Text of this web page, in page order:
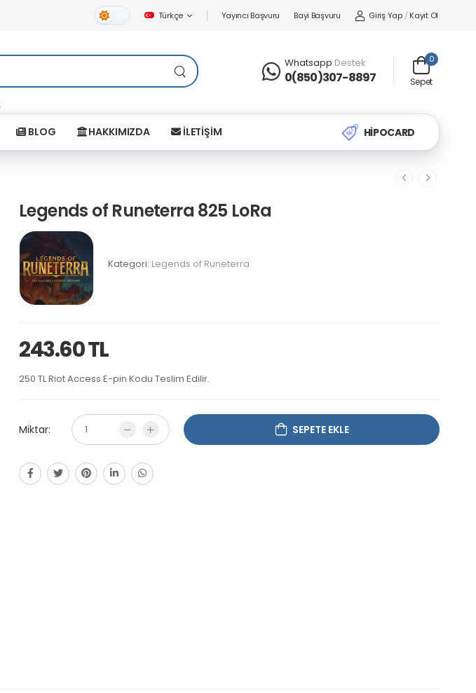
Gündüz Tema Türkçe Yayıncı Başvuru Bayi Başvuru Giriş Yap / Kayıt Ol
Whatsapp Destek
0(850)307-8897
0
Sepet
BLOG HAKKIMIZDA İLETİŞİM HİPOCARD
Legends of Runeterra 825 LoRa
Kategori: Legends of Runeterra
243.60 TL
250 TL Riot Access E-pin Kodu Teslim Edilir.
Miktar: SEPETE EKLE